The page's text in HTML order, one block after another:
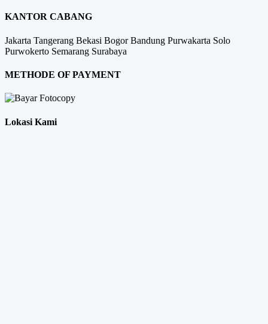
KANTOR CABANG
Jakarta Tangerang Bekasi BogorBandung Purwakarta Solo
Purwokerto Semarang Surabaya
METHODE OF PAYMENT
Lokasi Kami